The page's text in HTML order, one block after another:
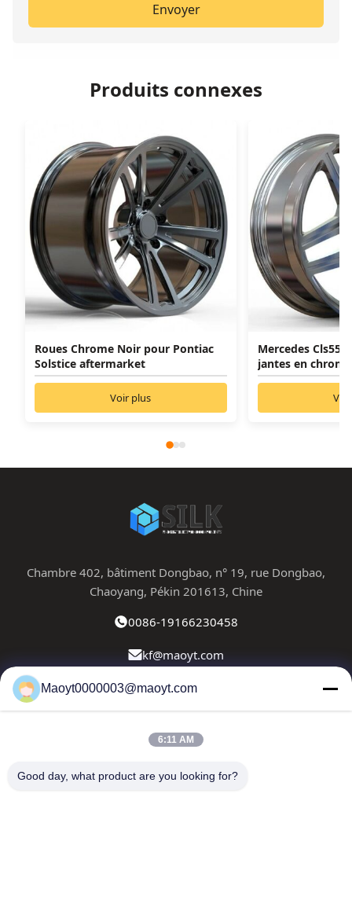
Envoyer
Produits connexes
Roues Chrome Noir pour Pontiac
Solstice aftermarket
Voir plus
Mercedes
jantes en chrome
Chambre 402, bâtiment Dongbao, n° 19, rue Dongbao,
Chaoyang, Pékin 201613, Chine
0086-19166230458
kf@maoyt.com
À La MaisonÀ Propos De NousProduitsNous Contacter
Nouvelles
Maoyt0000003@maoyt.com
6:11 AM
Good day, what product are you looking for?